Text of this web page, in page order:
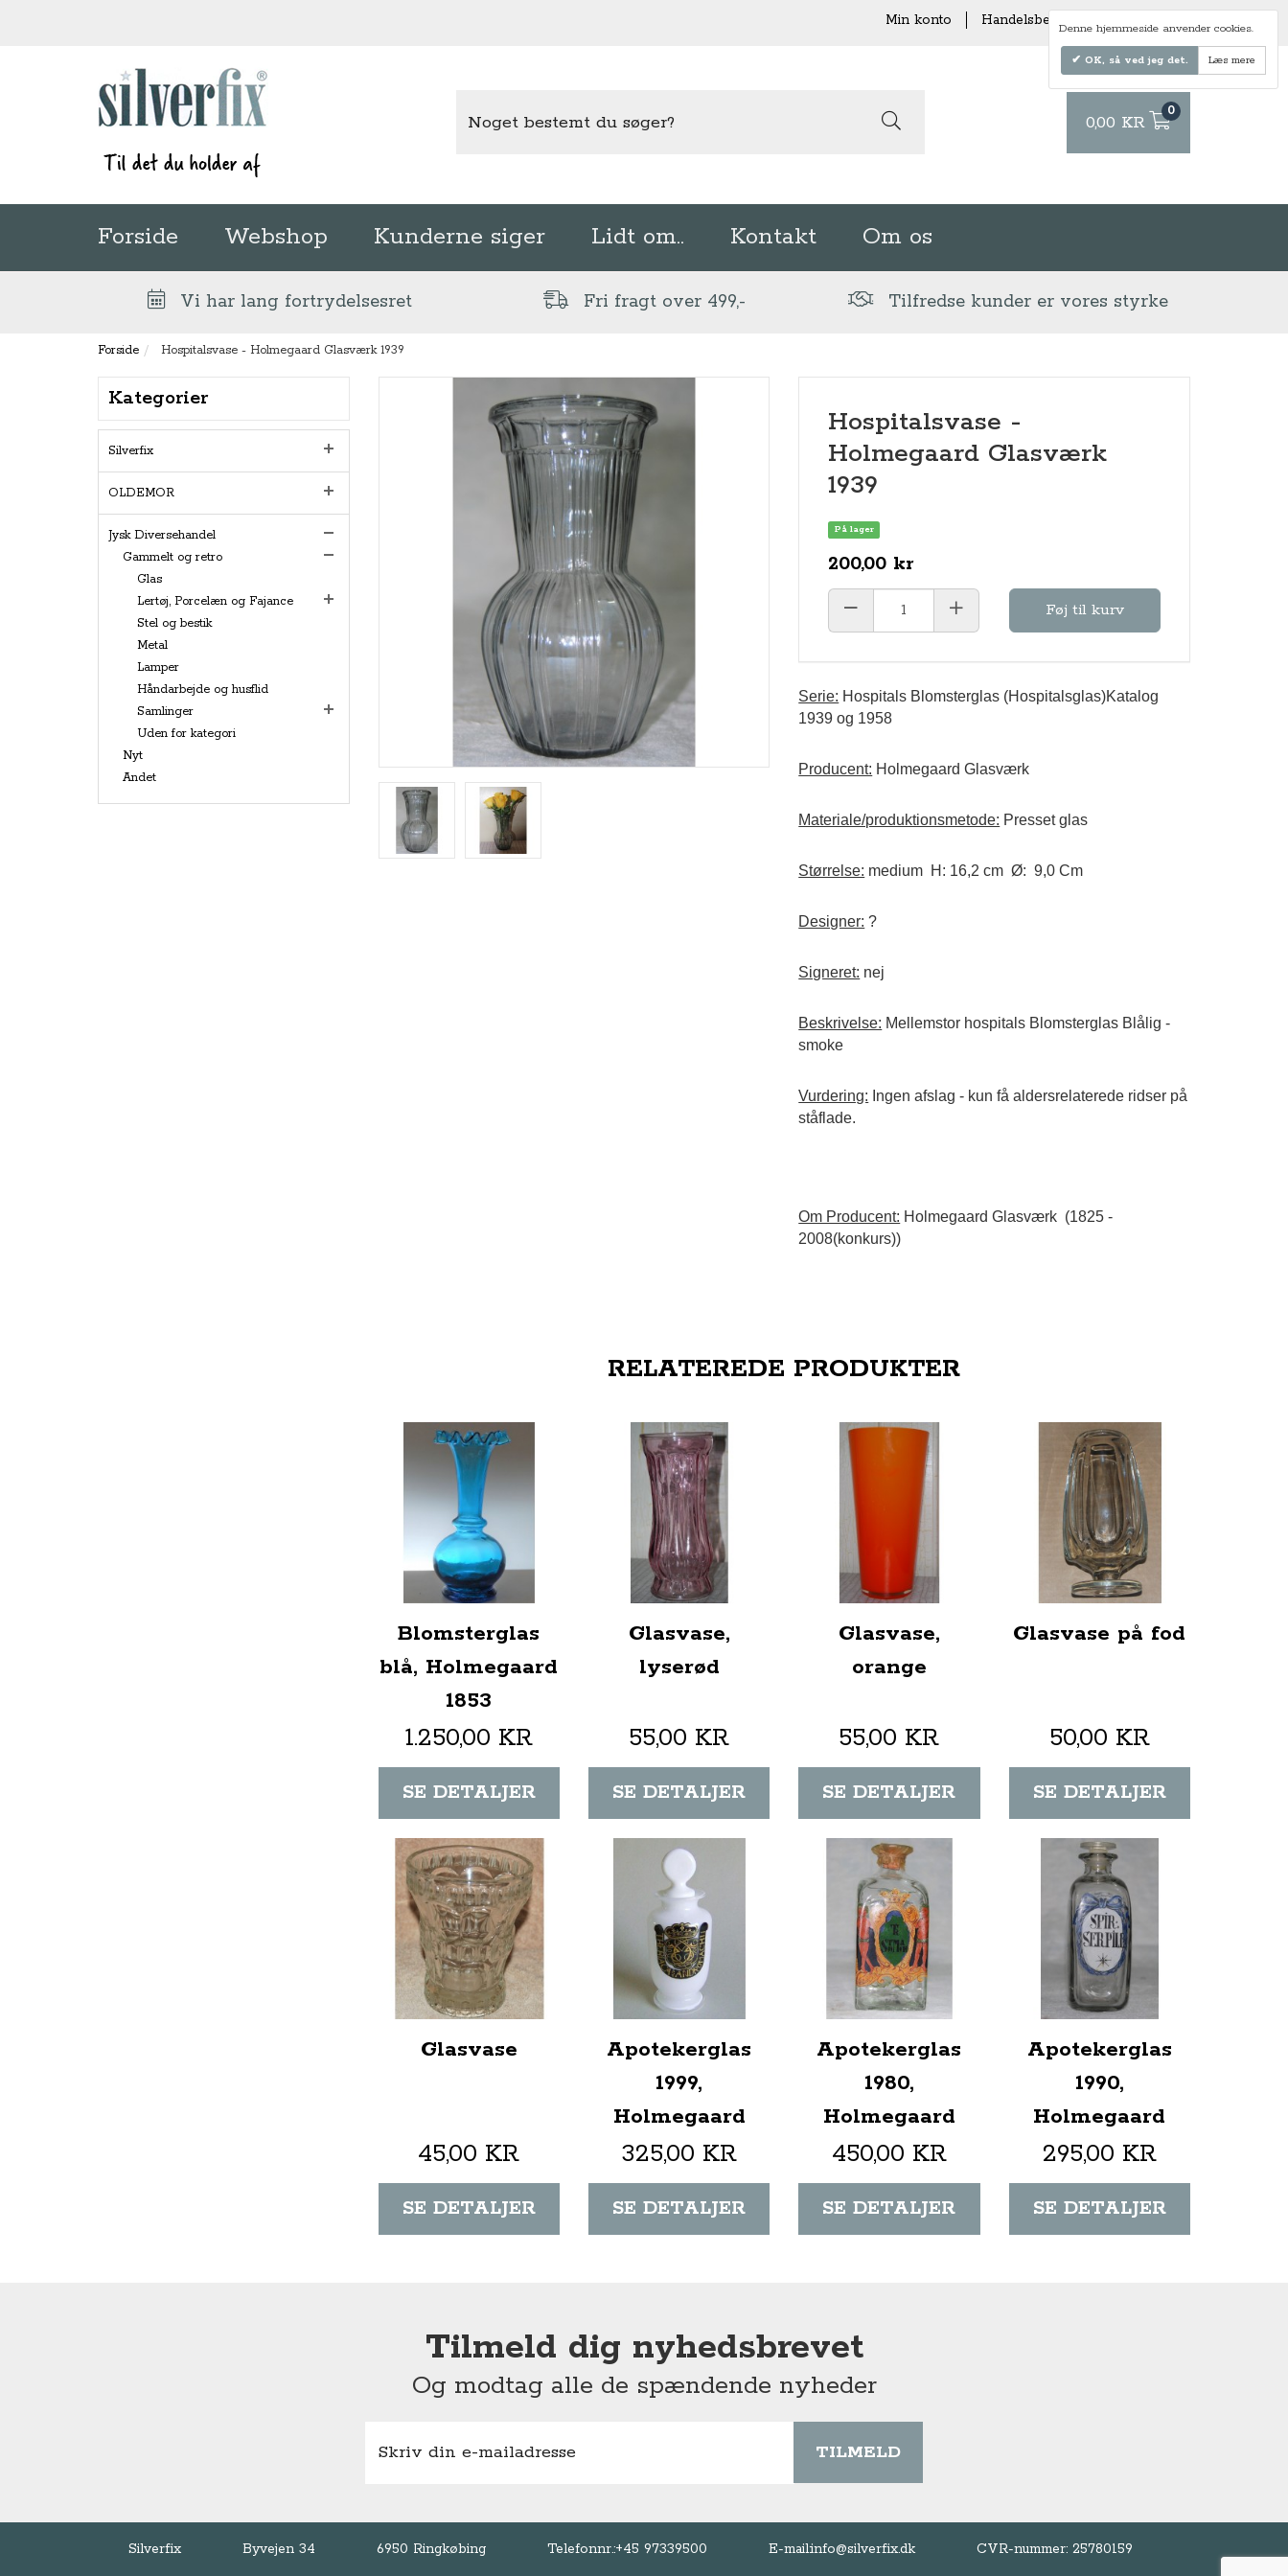
Min konto Handelsbetingelser
0,00 KR
0
Forside Webshop Kunderne siger Lidt om.. Kontakt Om os
Vi har lang fortrydelsesret Fri fragt over 499,- Tilfredse kunder er vores styrke
Forside Hospitalsvase - Holmegaard Glasværk 1939
Kategorier
Silverfix
OLDEMOR
Jysk Diversehandel
Gammelt og retro
Glas
Lertøj, Porcelæn og Fajance
Stel og bestik
Metal
Lamper
Håndarbejde og husflid
Samlinger
Uden for kategori
Nyt
Andet
Hospitalsvase -
Holmegaard Glasværk
1939
På lager
200,00 kr
Føj til kurv
Serie: Hospitals Blomsterglas (Hospitalsglas)Katalog
1939 og 1958
Producent: Holmegaard Glasværk
Materiale/produktionsmetode: Presset glas
Størrelse: medium H: 16,2 cm Ø: 9,0 Cm
Designer: ?
Signeret: nej
Beskrivelse: Mellemstor hospitals Blomsterglas Blålig -
smoke
Vurdering: Ingen afslag - kun få aldersrelaterede ridser på
ståflade.
Om Producent: Holmegaard Glasværk (1825 -
2008(konkurs))
RELATEREDE PRODUKTER
Blomsterglas
blå, Holmegaard
1853
1.250,00 KR
SE DETALJER
Glasvase,
lyserød
55,00 KR
SE DETALJER
Glasvase,
orange
55,00 KR
SE DETALJER
Glasvase på fod
50,00 KR
SE DETALJER
Glasvase
45,00 KR
SE DETALJER
Apotekerglas
1999,
Holmegaard
325,00 KR
SE DETALJER
Apotekerglas
1980,
Holmegaard
450,00 KR
SE DETALJER
Apotekerglas
1990,
Holmegaard
295,00 KR
SE DETALJER
Tilmeld dig nyhedsbrevet
Og modtag alle de spændende nyheder
TILMELD
Silverfix Byvejen 34 6950 Ringkøbing Telefonnr.:+45 97339500 E-mail:info@silverfix.dk CVR-nummer: 25780159
Denne hjemmeside anvender cookies.
OK, så ved jeg det. Læs mere